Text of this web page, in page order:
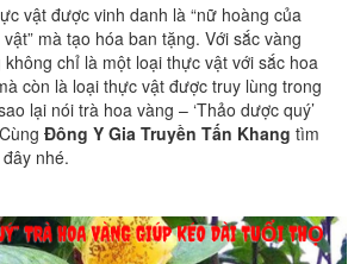
vật được vinh danh là “nữ hoàng của
mà tạo hóa ban tặng. Với sắc vàng
chỉ là một loại thực vật với sắc hoa
còn là loại thực vật được truy lùng trong
lại nói trà hoa vàng – ‘Thảo dược quý’
Đông Y Gia Truyền Tấn Khang tìm
nhé.